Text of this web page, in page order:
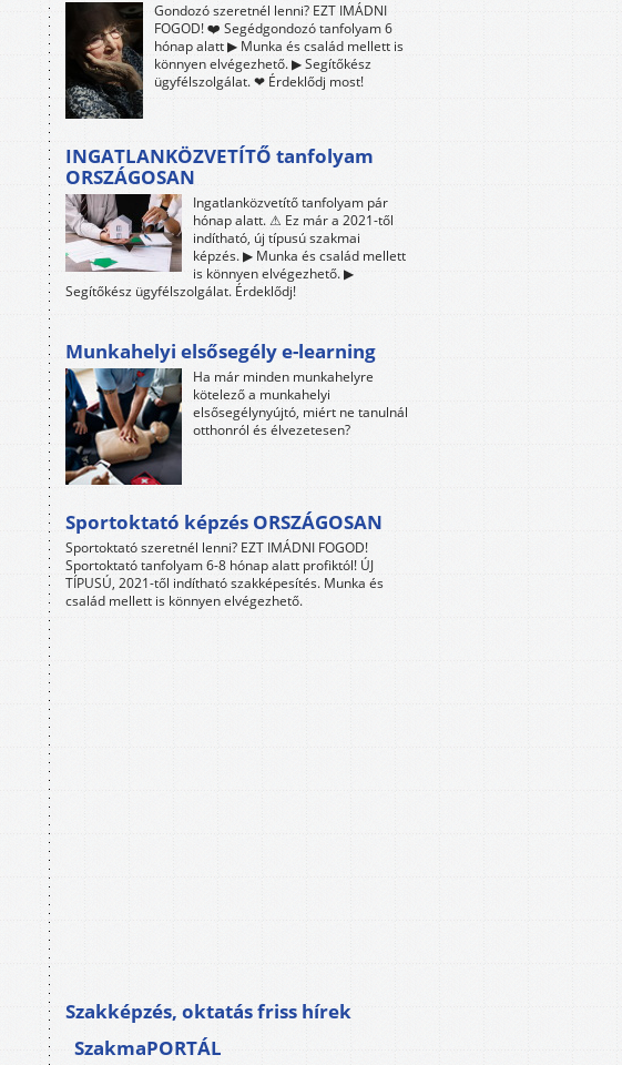
Gondozó szeretnél lenni? EZT IMÁDNI
FOGOD! ❤️ Segédgondozó tanfolyam 6
hónap alatt ▶ Munka és család mellett is
könnyen elvégezhető. ▶ Segítőkész
ügyfélszolgálat. ❤ Érdeklődj most!
INGATLANKÖZVETÍTŐ tanfolyam
ORSZÁGOSAN
Ingatlanközvetítő tanfolyam pár
hónap alatt. ⚠ Ez már a 2021-től
indítható, új típusú szakmai
képzés. ▶ Munka és család mellett
is könnyen elvégezhető. ▶
Segítőkész ügyfélszolgálat. Érdeklődj!
Munkahelyi elsősegély e-learning
Ha már minden munkahelyre
kötelező a munkahelyi
elsősegélynyújtó, miért ne tanulnál
otthonról és élvezetesen?
Sportoktató képzés ORSZÁGOSAN
Sportoktató szeretnél lenni? EZT IMÁDNI FOGOD!
Sportoktató tanfolyam 6-8 hónap alatt profiktól! ÚJ
TÍPUSÚ, 2021-től indítható szakképesítés. Munka és
család mellett is könnyen elvégezhető.
Szakképzés, oktatás friss hírek
SzakmaPORTÁL